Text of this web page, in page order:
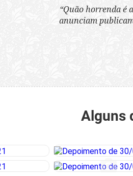
“Quão horrenda é a
anunciam publicamente,
Alguns